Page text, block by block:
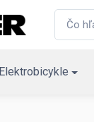
Elektrobicykle